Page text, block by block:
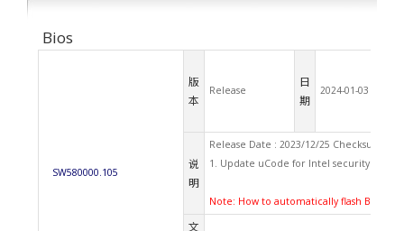
Bios
SW580000.105
版
本
Release
日
期
2024-01-03
说
明
Release Date : 2023/12/25 Checksum:
1. Update uCode for Intel security
Note: How to automatically flash BIOS
文